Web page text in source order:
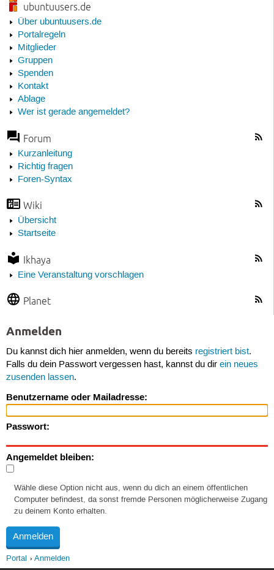
ubuntuusers.de
Über ubuntuusers.de
Portalregeln
Mitglieder
Gruppen
Spenden
Kontakt
Ablage
Wer ist gerade angemeldet?
Forum
Kurzanleitung
Richtig fragen
Foren-Syntax
Wiki
Übersicht
Startseite
Ikhaya
Eine Veranstaltung vorschlagen
Planet
Anmelden
Du kannst dich hier anmelden, wenn du bereits registriert bist.
Falls du dein Passwort vergessen hast, kannst du dir ein neues
zusenden lassen.
Benutzername oder Mailadresse:
Passwort:
Angemeldet bleiben:
Wähle diese Option nicht aus, wenn du dich an einem öffentlichen
Computer befindest, da sonst fremde Personen möglicherweise Zugang
zu deinem Konto erhalten.
Portal Anmelden